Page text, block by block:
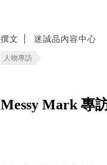
撰文 迷誠品內容中心
人物專訪
Messy Mark 專